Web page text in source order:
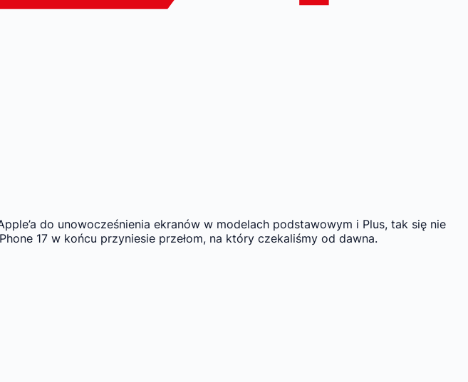
do unowocześnienia ekranów w modelach podstawowym i Plus, tak się nie
17 w końcu przyniesie przełom, na który czekaliśmy od dawna.